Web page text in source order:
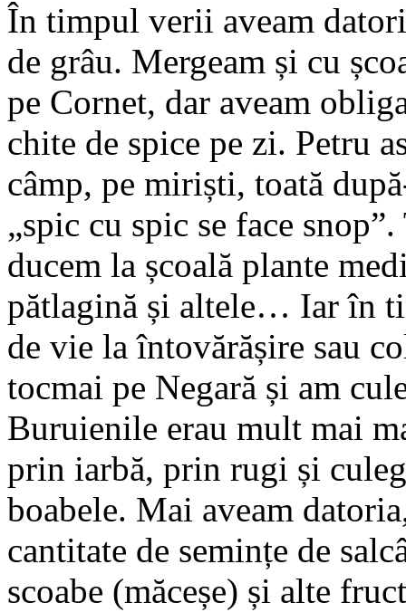
În timpul verii aveam
de grâu. Mergeam și cu
pe Cornet, dar aveam
chite de spice pe zi. Petru
câmp, pe miriști, toată
„spic cu spic se face
ducem la școală plante
pătlagină și altele… Iar în
de vie la întovărășire sau
tocmai pe Negară și am
Buruienile erau mult mai
prin iarbă, prin rugi și
boabele. Mai aveam
cantitate de semințe de
scoabe (măceșe) și alte